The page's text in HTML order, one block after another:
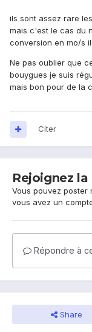
ils sont assez rare
mais c'est le cas du
conversion en mo/s
Ne pas oublier que
bouygues je suis
mais bon pour de la
Citer
Rejoignez
Vous pouvez poster
vous avez un
Répondre à
Share